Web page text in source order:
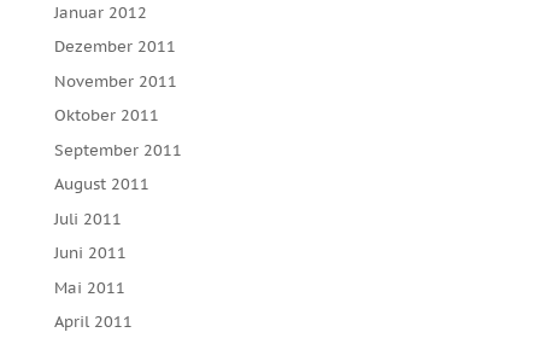
Januar 2012
Dezember 2011
November 2011
Oktober 2011
September 2011
August 2011
Juli 2011
Juni 2011
Mai 2011
April 2011